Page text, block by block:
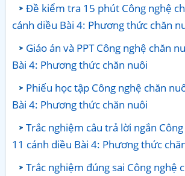
Đề kiểm tra 15 phút Công nghệ
cánh diều Bài 4: Phương thức chăn
Giáo án và PPT Công nghệ chăn
Bài 4: Phương thức chăn nuôi
Phiếu học tập Công nghệ chăn
Bài 4: Phương thức chăn nuôi
Trắc nghiệm câu trả lời ngắn
11 cánh diều Bài 4: Phương thức
Trắc nghiệm đúng sai Công nghệ